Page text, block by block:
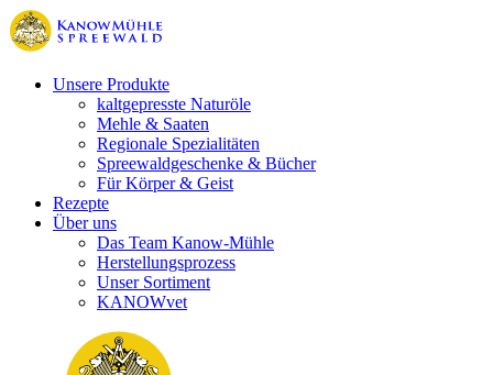
Unsere Produkte
kaltgepresste Naturöle
Mehle & Saaten
Regionale Spezialitäten
Spreewaldgeschenke & Bücher
Für Körper & Geist
Rezepte
Über uns
Das Team Kanow-Mühle
Herstellungsprozess
Unser Sortiment
KANOWvet